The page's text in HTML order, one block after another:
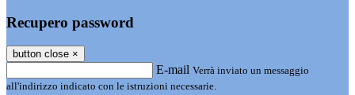
Recupero password
button close ×
E-mail Verrà inviato un messaggio
all'indirizzo indicato con le istruzioni necessarie.